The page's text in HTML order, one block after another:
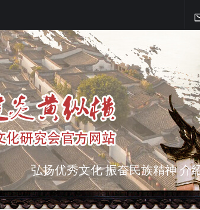
弘扬优秀文化 振奋民族精神 介
突出海西特色 报道台港澳侨 坚